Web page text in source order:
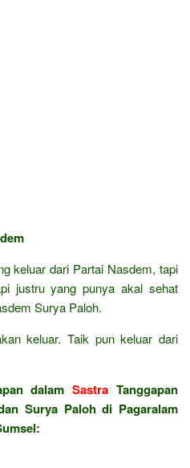
keluar dari Partai Nasdem, tapi
justru yang punya akal sehat
Surya Paloh.
keluar. Taik pun keluar dari
dalamSastra Tanggapan
Surya Paloh di Pagaralam